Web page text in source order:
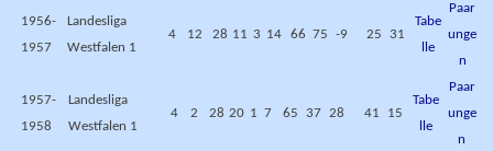
1956-
1957
Landesliga
Westfalen 1
4 12 28 11 3 14 66 75 -9 25 31
Tabe
lle
Paar
unge
n
1957-
1958
Landesliga
Westfalen 1
4 2 28 20 1 7 65 37 28 41 15
Tabe
lle
Paar
unge
n